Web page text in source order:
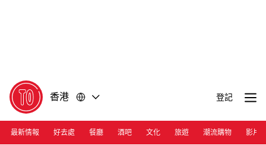
香港 登記
最新情報 好去處 餐廳 酒吧 文化 旅遊 潮流購物 影片